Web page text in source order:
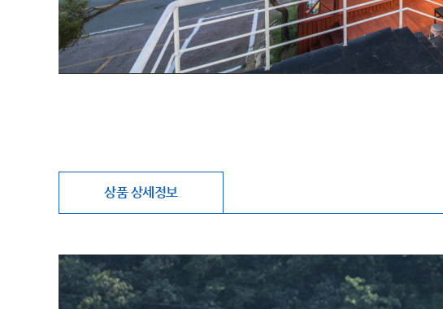
상품 상세정보